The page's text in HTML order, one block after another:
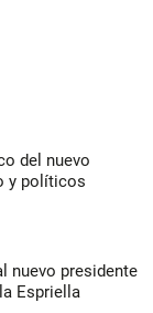
del nuevo
y políticos
nuevo presidente
Espriella